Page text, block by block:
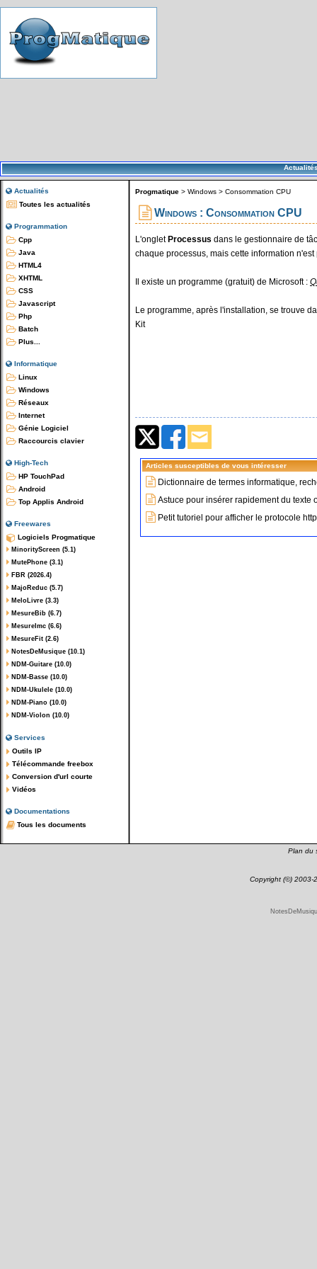
Actualités
Toutes les actualités
Programmation
Cpp
Java
HTML4
XHTML
CSS
Javascript
Php
Batch
Plus...
Informatique
Linux
Windows
Réseaux
Internet
Génie Logiciel
Raccourcis clavier
High-Tech
HP TouchPad
Android
Top Applis Android
Freewares
Logiciels Progmatique
MinorityScreen (5.1)
MutePhone (3.1)
FBR (2026.4)
MajoReduc (5.7)
MeloLivre (3.3)
MesureBib (6.7)
MesureImc (6.6)
MesureFit (2.6)
NotesDeMusique (10.1)
NDM-Guitare (10.0)
NDM-Basse (10.0)
NDM-Ukulele (10.0)
NDM-Piano (10.0)
NDM-Violon (10.0)
Services
Outils IP
Télécommande freebox
Conversion d'url courte
Vidéos
Documentations
Tous les documents
Progmatique > Windows > Consommation CPU
Windows : Consommation CPU
L'ongletProcessus dans le gestionnaire de
chaque processus, mais cette information
Il existe un programme (gratuit) de Microsoft :
Le programme, après l'installation, se trouve
Kit
Articles susceptibles de vous intéresser
Dictionnaire de termes informatique,
Astuce pour insérer rapidement du texte
Petit tutoriel pour afficher le protocole
Plan du
Copyright (©) 2003-